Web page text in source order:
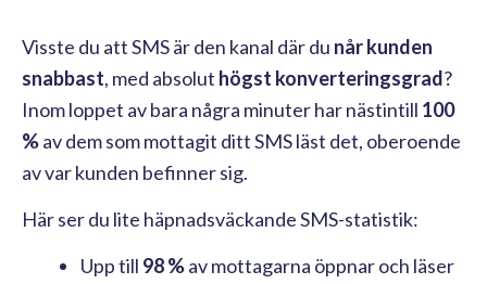
Visste du att SMS är den kanal där du når kunden
snabbast, med absolut högst konverteringsgrad?
Inom loppet av bara några minuter har nästintill 100
%av dem som mottagit ditt SMS läst det, oberoende
av var kunden befinner sig.
Här ser du lite häpnadsväckande SMS-statistik:
Upp till 98 %av mottagarna öppnar och läser